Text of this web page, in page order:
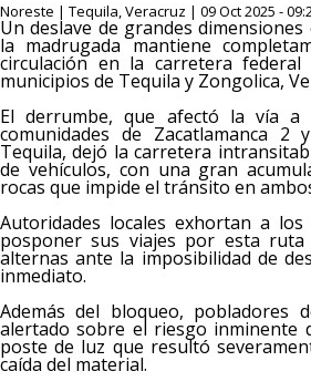
Noreste | Tequila, Veracruz | 09 Oct 2025 -
Un deslave de grandes
la madrugada mantiene
circulación en la carretera federal
municipios de Tequila y Zongolica,
El derrumbe, que afectó la vía
comunidades de Zacatlamanca 2
Tequila, dejó la carretera
de vehículos, con una gran
rocas que impide el tránsito en
Autoridades locales exhortan a
posponer sus viajes por esta
alternas ante la imposibilidad de
inmediato.
Además del bloqueo, pobladores
alertado sobre el riesgo inminente
poste de luz que resultó
caída del material.